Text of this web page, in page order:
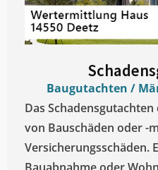
Baugutachten /
Das
von Bauschäden oder -
Versicherungsschäden.